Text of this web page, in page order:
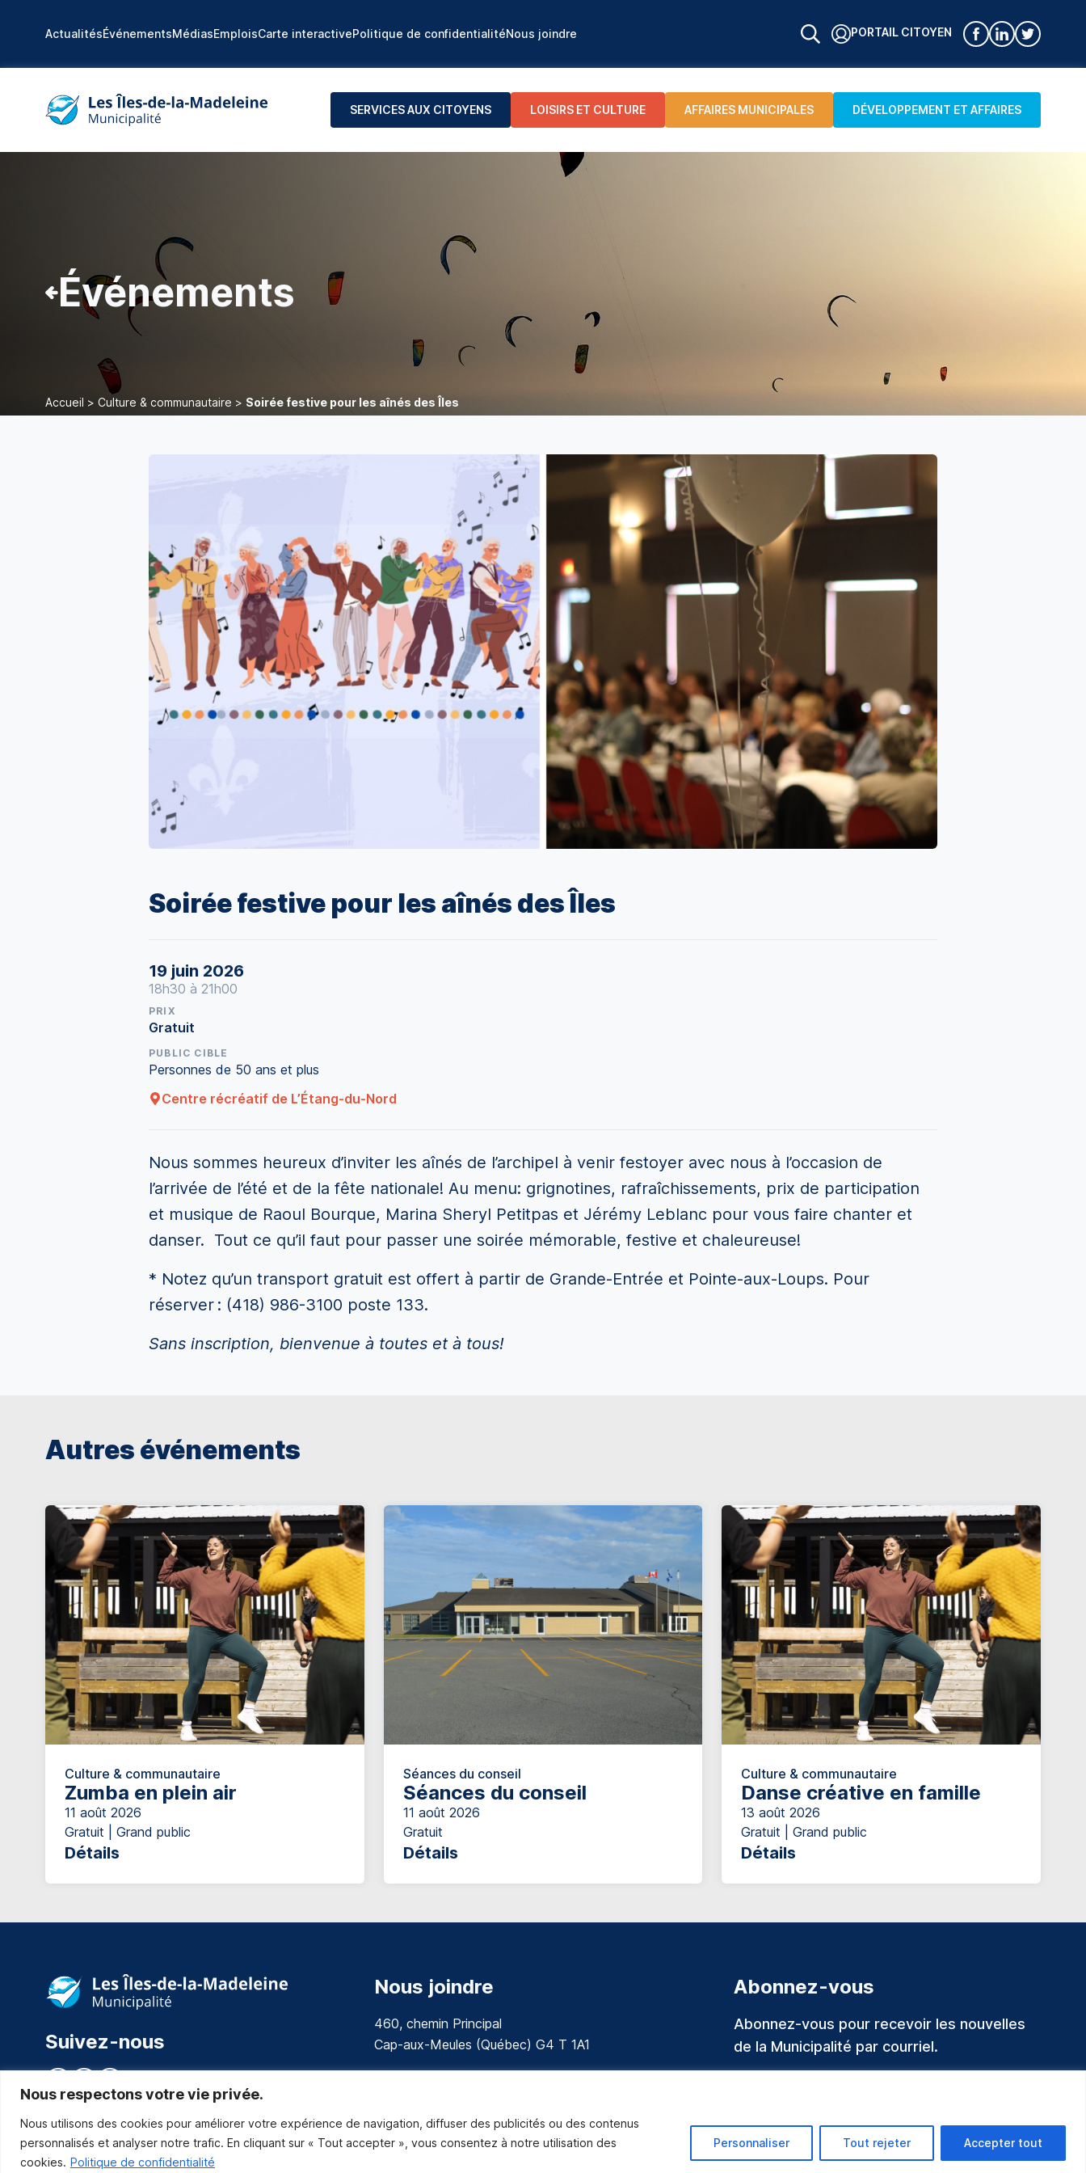
Nous respectons votre vie privée.
Nous utilisons des cookies pour améliorer votre expérience de navigation, diffuser des publicités ou des contenus
personnalisés et analyser notre trafic. En cliquant sur « Tout accepter », vous consentez à notre utilisation des
cookies. Politique de confidentialité
Personnaliser Tout rejeter Accepter tout
ActualitésÉvénementsMédiasEmploisCarte interactivePolitique de confidentialitéNous joindre PORTAIL CITOYEN
SERVICES AUX CITOYENS LOISIRS ET CULTURE AFFAIRES MUNICIPALES DÉVELOPPEMENT ET AFFAIRES
Événements
Accueil > Culture & communautaire > Soirée festive pour les aînés des Îles
Soirée festive pour les aînés des Îles
19 juin 2026
18h30 à 21h00
PRIX
Gratuit
PUBLIC CIBLE
Personnes de 50 ans et plus
Centre récréatif de L’Étang-du-Nord
Nous sommes heureux d’inviter les aînés de l’archipel à venir festoyer avec nous à l’occasion de
l’arrivée de l’été et de la fête nationale! Au menu: grignotines, rafraîchissements, prix de participation
et musique de Raoul Bourque, Marina Sheryl Petitpas et Jérémy Leblanc pour vous faire chanter et
danser. Tout ce qu’il faut pour passer une soirée mémorable, festive et chaleureuse!
* Notez qu’un transport gratuit est offert à partir de Grande-Entrée et Pointe-aux-Loups. Pour
réserver : (418) 986-3100 poste 133.
Sans inscription, bienvenue à toutes et à tous!
Autres événements
Culture & communautaire
Zumba en plein air
11 août 2026
Gratuit | Grand public
Détails
Séances du conseil
Séances du conseil
11 août 2026
Gratuit
Détails
Culture & communautaire
Danse créative en famille
13 août 2026
Gratuit | Grand public
Détails
Suivez-nous
Nous joindre
460, chemin Principal
Cap-aux-Meules (Québec) G4 T 1A1
Composez le 1 en tout temps pour toutes urgences.
Abonnez-vous
Abonnez-vous pour recevoir les nouvelles
de la Municipalité par courriel.